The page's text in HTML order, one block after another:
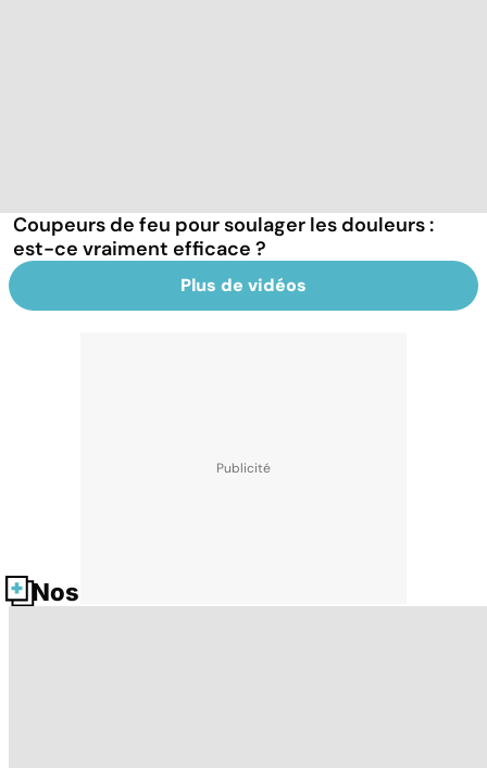
Coupeurs de feu pour soulager les douleurs :
est-ce vraiment efficace ?
Plus de vidéos
Nos fiches santé